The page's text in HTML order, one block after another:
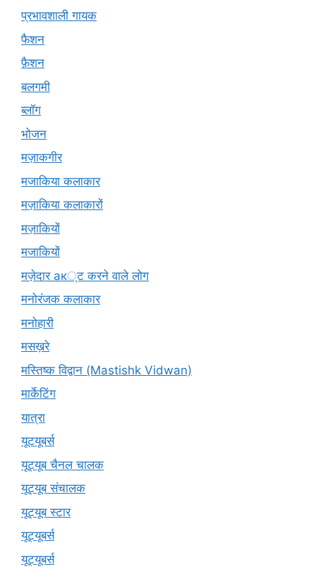
प्रभावशाली गायक
फैशन
फ़ैशन
बलगमी
ब्लॉग
भोजन
मज़ाकगीर
मजाकिया कलाकार
मज़ाकिया कलाकारों
मज़ाकियों
मजाकियों
मज़ेदार ак्ट करने वाले लोग
मनोरंजक कलाकार
मनोहारी
मसख़रे
मस्तिष्क विद्वान (Mastishk Vidwan)
मार्केटिंग
यात्रा
यूटयूबर्स
यूट्यूब चैनल चालक
यूट्यूब संचालक
यूट्यूब स्टार
यूट्यूबर्स
यूट्‍यूबर्स